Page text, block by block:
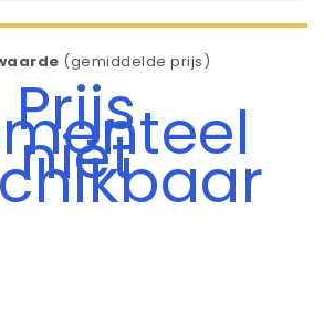
(gemiddelde prijs)
Prijs
niet